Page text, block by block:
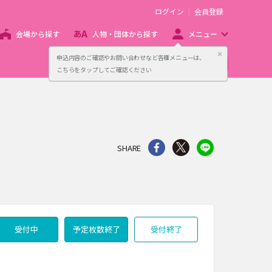
申込内容のご確認やお問い合わせなど各種メニューは、
こちらをタップしてご確認ください
閉じる
ログイン 会員登録
会場から探す 人物・団体から探す メニュー
主催者向け販売サービス
SHARE シェア Twitter
受付中 予定枚数終了 受付終了